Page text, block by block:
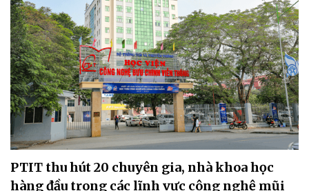
PTIT thu hút 20 chuyên gia, nhà khoa học
hàng đầu trong các lĩnh vực công nghệ mũi